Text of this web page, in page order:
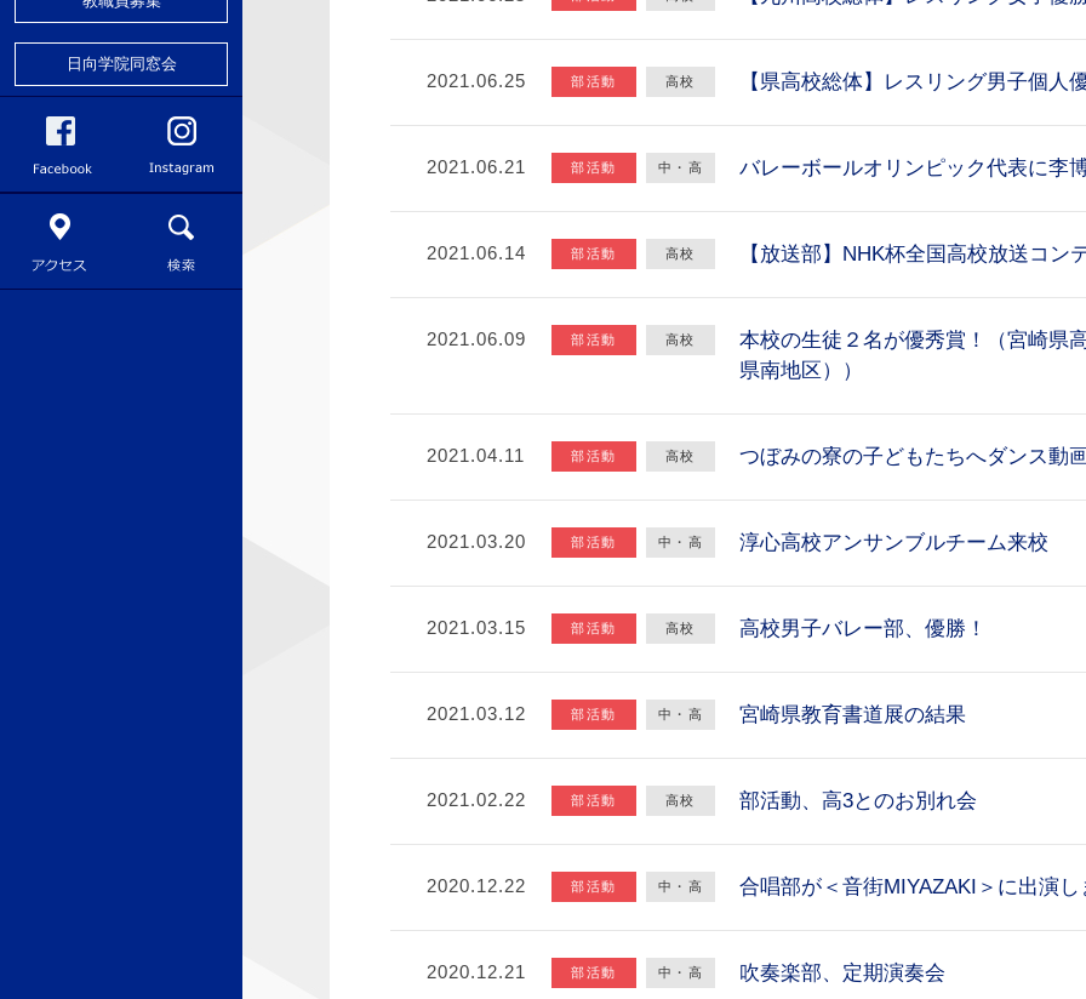
日向学院同窓会
2021.06.25 部活動 高校 【県高校総体】レスリング男子個人
2021.06.21 部活動 中・高 バレーボールオリンピック代表に李
2021.06.14 部活動 高校 【放送部】NHK杯全国高校放送コ
2021.06.09 部活動 高校
本校の生徒２名が優秀賞！（宮崎県
県南地区））
2021.04.11 部活動 高校 つぼみの寮の子どもたちへダンス動
2021.03.20 部活動 中・高 淳心高校アンサンブルチーム来校
2021.03.15 部活動 高校 高校男子バレー部、優勝！
2021.03.12 部活動 中・高 宮崎県教育書道展の結果
2021.02.22 部活動 高校 部活動、高3とのお別れ会
2020.12.22 部活動 中・高 合唱部が＜音街MIYAZAKI＞に出演し
2020.12.21 部活動 中・高 吹奏楽部、定期演奏会